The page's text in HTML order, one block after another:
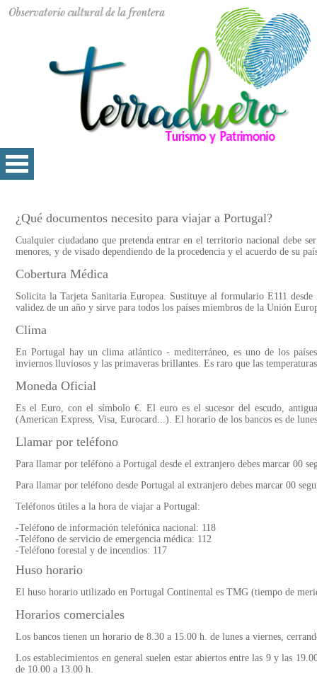
¿Qué documentos necesito para viajar a Portugal?
Cualquier ciudadano que pretenda entrar en el territorio nacional debe
menores, y de visado dependiendo de la procedencia y el acuerdo de su
Cobertura Médica
Solicita la Tarjeta Sanitaria Europea. Sustituye al formulario E111
validez de un año y sirve para todos los países miembros de la Unión
Clima
En Portugal hay un clima atlántico - mediterráneo, es uno de los
inviernos lluviosos y las primaveras brillantes. Es raro que las
Moneda Oficial
Es el Euro, con el símbolo €. El euro es el sucesor del escudo,
(American Express, Visa, Eurocard...). El horario de los bancos es de
Llamar por teléfono
Para llamar por teléfono a Portugal desde el extranjero debes marcar 00
Para llamar por teléfono desde Portugal al extranjero debes marcar 00
Teléfonos útiles a la hora de viajar a Portugal:
-Teléfono de información telefónica nacional: 118
-Teléfono de servicio de emergencia médica: 112
-Teléfono forestal y de incendios: 117
Huso horario
El huso horario utilizado en Portugal Continental es TMG (tiempo de
Horarios comerciales
Los bancos tienen un horario de 8.30 a 15.00 h. de lunes a viernes,
Los establecimientos en general suelen estar abiertos entre las 9 y las
de 10.00 a 13.00 h.